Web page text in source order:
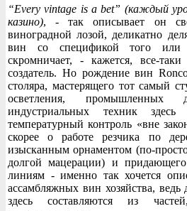
“Every vintage is a bet” (каждый
казино), - так описывает он
виноградной лозой, деликатно
вин со спецификой того
скромничает, - кажется, все-
создатель. Но рождение вин
столяра, мастерящего тот самый
осветления,
индустриальных техник
температурный контроль «вне
скорее о работе резчика по
изысканным орнаментом (по-
долгой мацерации) и
линиям - именно так хочется
ассамбляжных вин хозяйства,
здесь составляются из